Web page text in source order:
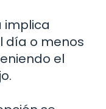
implica
día o menos
el